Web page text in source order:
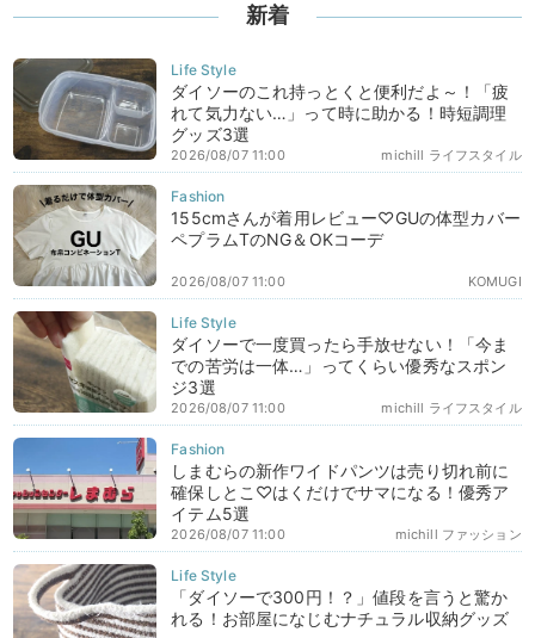
新着
ダイソーのこれ持っとくと便利だよ～！「疲
れて気力ない…」って時に助かる！時短調理
グッズ3選
michill ライフスタイル
2026/08/07 11:00
155cmさんが着用レビュー♡GUの体型カバー
ペプラムTのNG＆OKコーデ
KOMUGI
2026/08/07 11:00
ダイソーで一度買ったら手放せない！「今ま
での苦労は一体…」ってくらい優秀なスポン
ジ3選
michill ライフスタイル
2026/08/07 11:00
しまむらの新作ワイドパンツは売り切れ前に
確保しとこ♡はくだけでサマになる！優秀ア
イテム5選
michill ファッション
2026/08/07 11:00
「ダイソーで300円！？」値段を言うと驚か
れる！お部屋になじむナチュラル収納グッズ